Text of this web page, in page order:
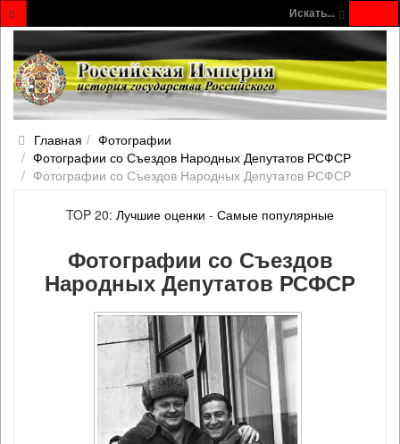
Искать...
Главная
Фотографии
Фотографии со Съездов Народных Депутатов РСФСР
Фотографии со Съездов Народных Депутатов РСФСР
TOP 20: Лучшие оценки - Самые популярные
Фотографии со Съездов
Народных Депутатов РСФСР